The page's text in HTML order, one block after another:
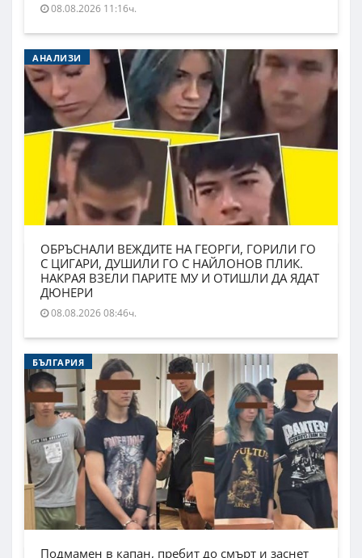
08.08.2026 11:16ч.
АНАЛИЗИ
ОБРЪСНАЛИ ВЕЖДИТЕ НА ГЕОРГИ, ГОРИЛИ ГО
С ЦИГАРИ, ДУШИЛИ ГО С НАЙЛОНОВ ПЛИК.
НАКРАЯ ВЗЕЛИ ПАРИТЕ МУ И ОТИШЛИ ДА ЯДАТ
ДЮНЕРИ
08.08.2026 08:46ч.
БЪЛГАРИЯ
Подмамен в капан, пребит до смърт и заснет